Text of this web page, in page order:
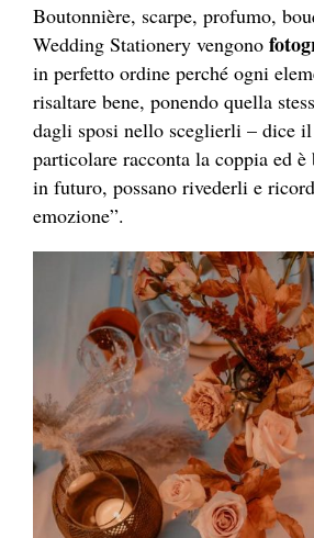
Boutonnière, scarpe, profumo,
Wedding Stationery vengono
in perfetto ordine perché ogni
risaltare bene, ponendo quella
dagli sposi nello sceglierli – dice
particolare racconta la coppia ed è
in futuro, possano rivederli e
emozione”.